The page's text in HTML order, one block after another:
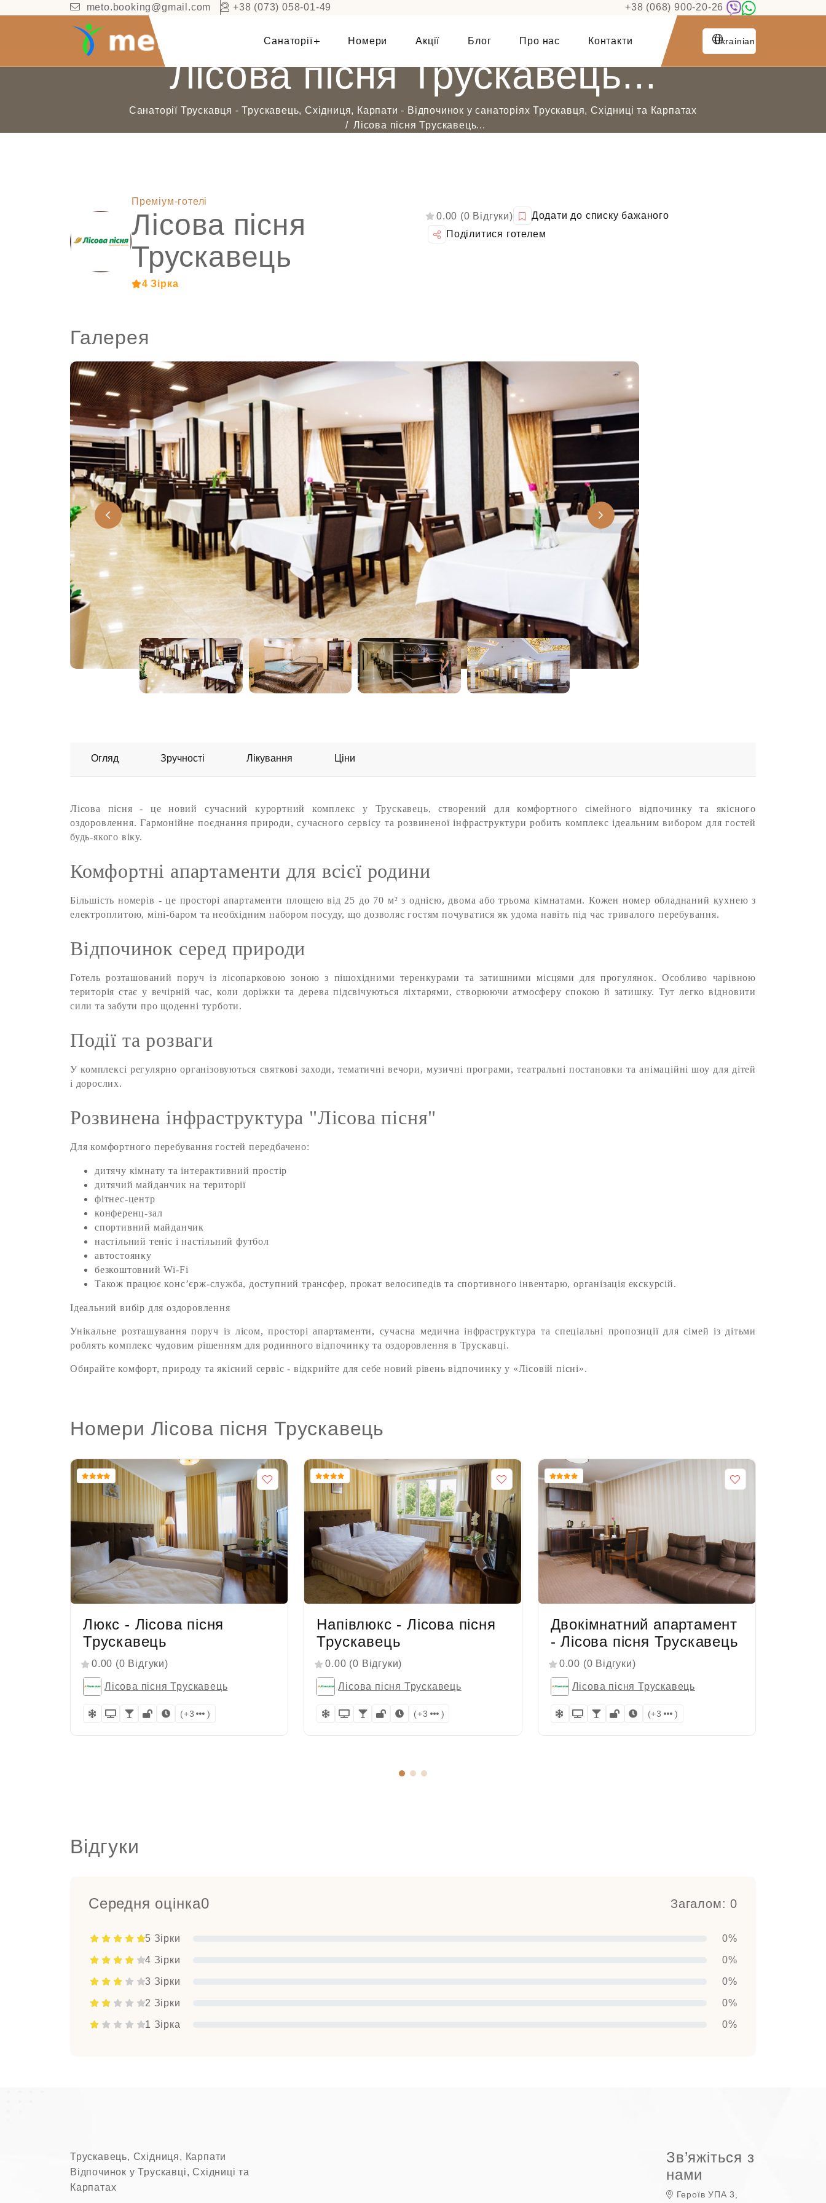
meto.booking@gmail.com +38 (073) 058-01-49 +38 (068) 900-20-26
Санаторії Номери Акції Блог Про нас Контакти Ukrainian
Лісова пісня Трускавець...
Санаторії Трускавця - Трускавець, Східниця, Карпати - Відпочинок у санаторіях Трускавця, Східниці та Карпатах
Лісова пісня Трускавець...
Преміум-готелі
Лісова пісня
Трускавець
4 Зірка
0.00 (0 Відгуки)
Додати до списку бажаного
Поділитися готелем
Галерея
Огляд Зручності Лікування Ціни
Лісова пісня - це новий сучасний курортний комплекс у Трускавець, створений для комфортного сімейного відпочинку та якісного
оздоровлення. Гармонійне поєднання природи, сучасного сервісу та розвиненої інфраструктури робить комплекс ідеальним вибором для гостей
будь-якого віку.
Комфортні апартаменти для всієї родини
Більшість номерів - це просторі апартаменти площею від 25 до 70 м² з однією, двома або трьома кімнатами. Кожен номер обладнаний кухнею з
електроплитою, міні-баром та необхідним набором посуду, що дозволяє гостям почуватися як удома навіть під час тривалого перебування.
Відпочинок серед природи
Готель розташований поруч із лісопарковою зоною з пішохідними теренкурами та затишними місцями для прогулянок. Особливо чарівною
територія стає у вечірній час, коли доріжки та дерева підсвічуються ліхтарями, створюючи атмосферу спокою й затишку. Тут легко відновити
сили та забути про щоденні турботи.
Події та розваги
У комплексі регулярно організовуються святкові заходи, тематичні вечори, музичні програми, театральні постановки та анімаційні шоу для дітей
і дорослих.
Розвинена інфраструктура "Лісова пісня"
Для комфортного перебування гостей передбачено:
дитячу кімнату та інтерактивний простір
дитячий майданчик на території
фітнес-центр
конференц-зал
спортивний майданчик
настільний теніс і настільний футбол
автостоянку
безкоштовний Wi-Fi
Також працює конс’єрж-служба, доступний трансфер, прокат велосипедів та спортивного інвентарю, організація екскурсій.
Ідеальний вибір для оздоровлення
Унікальне розташування поруч із лісом, просторі апартаменти, сучасна медична інфраструктура та спеціальні пропозиції для сімей із дітьми
роблять комплекс чудовим рішенням для родинного відпочинку та оздоровлення в Трускавці.
Обирайте комфорт, природу та якісний сервіс - відкрийте для себе новий рівень відпочинку у «Лісовій пісні».
Номери Лісова пісня Трускавець
Люкс - Лісова пісня
Трускавець
0.00 (0 Відгуки)
Лісова пісня Трускавець
(+3 )
Напівлюкс - Лісова пісня
Трускавець
0.00 (0 Відгуки)
Лісова пісня Трускавець
(+3 )
Двокімнатний апартамент
- Лісова пісня Трускавець
0.00 (0 Відгуки)
Лісова пісня Трускавець
(+3 )
Відгуки
Середня оцінка0 Загалом: 0
5 Зірки 0%
4 Зірки 0%
3 Зірки 0%
2 Зірки 0%
1 Зірка 0%
Трускавець, Східниця, Карпати
Відпочинок у Трускавці, Східниці та
Карпатах
Зв’яжіться з
нами
Героїв УПА 3,